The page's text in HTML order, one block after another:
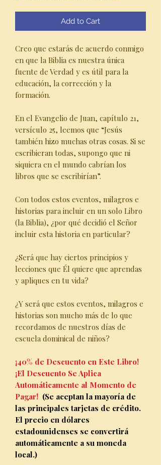
Add to Cart
Creo que estarás de acuerdo conmigo
en que la Biblia es nuestra única
fuente de Verdad y es útil para la
educación, la corrección y la
formación.
En el Evangelio de Juan, capítulo 21,
versículo 25, leemos que “Jesús
también hizo muchas otras cosas. Si se
escribieran todas, supongo que ni
siquiera en el mundo cabrían los
libros que se escribirían”.
Con todos estos eventos, milagros e
historias para incluir en un solo Libro
(la Biblia), ¿por qué decidió el Señor
incluir esta historia en particular?
¿Será que hay ciertos principios y
lecciones que Él quiere que aprendas
y apliques en tu vida?
¿Y será que estos eventos, milagros e
historias son mucho más de lo que
recordamos de nuestros días de
escuela dominical de niños?
¡40% de Descuento en Este Libro!
¡El Descuento Se Aplica
Automáticamente al Momento de
Pagar! (Se aceptan la mayoría de
las principales tarjetas de crédito.
El precio en dólares
estadounidenses se convertirá
automáticamente a su moneda
local.)